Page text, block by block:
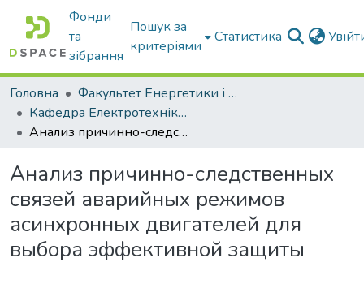
Фонди
та
зібрання
Пошук за
критеріями
Статистика
Головна
Факультет Енергетики і комп'ютерних технологій
Кафедра Електротехніки і електромеханіки ім. проф. В.В. Овчарова
Анализ причинно-следственных связей аварийных режимов асинхронных двигателей для выбора эффективной защиты
Анализ причинно-следственных
связей аварийных режимов
асинхронных двигателей для
выбора эффективной защиты